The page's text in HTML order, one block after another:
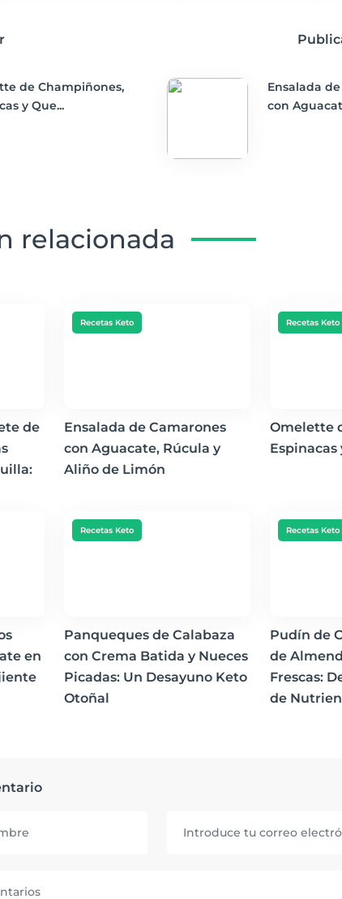
de Champiñones,
y Que...
Ensalada
con
relacionada
de
Recetas Keto
Ensalada de Camarones
con Aguacate, Rúcula y
Aliño de Limón
Recetas Keto
Omelette
Espinacas
en
Recetas Keto
Panqueques de Calabaza
con Crema Batida y Nueces
Picadas: Un Desayuno Keto
Otoñal
Recetas Keto
Pudín de
de
Frescas:
de